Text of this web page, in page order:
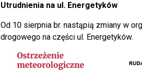
Utrudnienia na ul. Energetyków
Od 10 sierpnia br. nastąpią zmiany w
drogowego na części ul. Energetyków.